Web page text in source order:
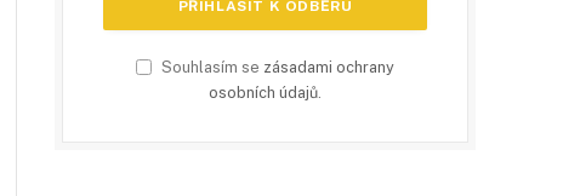
Souhlasím se zásadami ochrany
osobních údajů